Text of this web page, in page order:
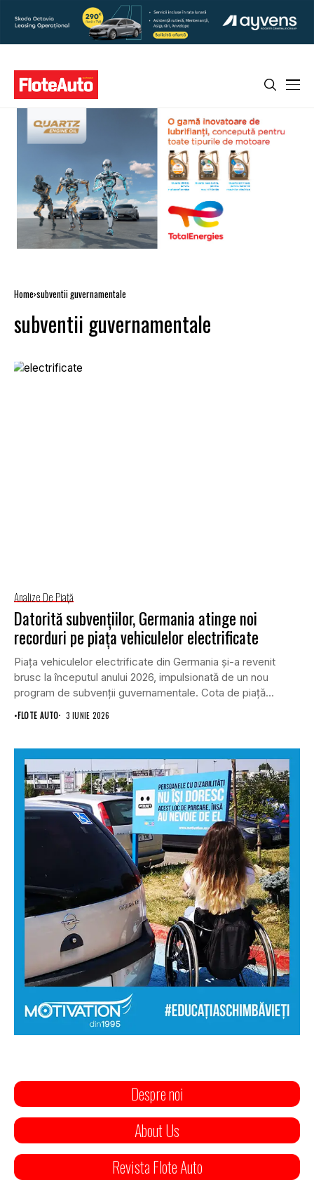
Home subventii guvernamentale
subventii guvernamentale
Analize De Piață
Datorită subvențiilor, Germania atinge noi
recorduri pe piața vehiculelor electrificate
Piața vehiculelor electrificate din Germania și-a revenit
brusc la începutul anului 2026, impulsionată de un nou
program de subvenții guvernamentale. Cota de piață...
•FLOTE AUTO 3 IUNIE 2026
Despre noi
About Us
Revista Flote Auto